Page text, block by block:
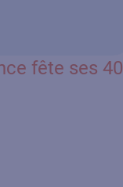
fête ses 40